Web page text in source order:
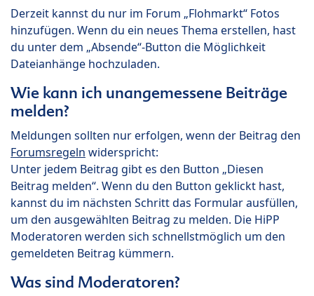
Derzeit kannst du nur im Forum „Flohmarkt“ Fotos
hinzufügen. Wenn du ein neues Thema erstellen, hast
du unter dem „Absende“-Button die Möglichkeit
Dateianhänge hochzuladen.
Wie kann ich unangemessene Beiträge
melden?
Meldungen sollten nur erfolgen, wenn der Beitrag den
Forumsregeln widerspricht:
Unter jedem Beitrag gibt es den Button „Diesen
Beitrag melden“. Wenn du den Button geklickt hast,
kannst du im nächsten Schritt das Formular ausfüllen,
um den ausgewählten Beitrag zu melden. Die HiPP
Moderatoren werden sich schnellstmöglich um den
gemeldeten Beitrag kümmern.
Was sind Moderatoren?